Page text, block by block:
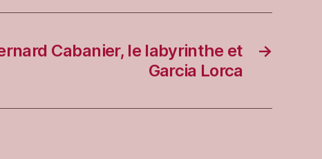
→
Cabanier, le labyrinthe et
Garcia Lorca